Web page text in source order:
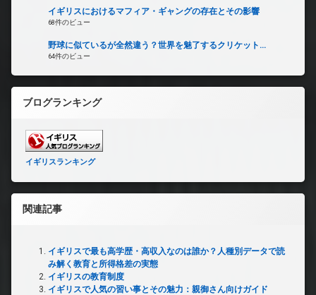
イギリスにおけるマフィア・ギャングの存在とその影響
68件のビュー
野球に似ているが全然違う？世界を魅了するクリケット...
64件のビュー
ブログランキング
イギリスランキング
関連記事
イギリスで最も高学歴・高収入なのは誰か？人種別データで読
み解く教育と所得格差の実態
イギリスの教育制度
イギリスで人気の習い事とその魅力：親御さん向けガイド